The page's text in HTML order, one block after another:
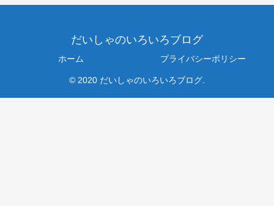
だいしゃのいろいろブログ
ホーム プライバシーポリシー
© 2020 だいしゃのいろいろブログ.